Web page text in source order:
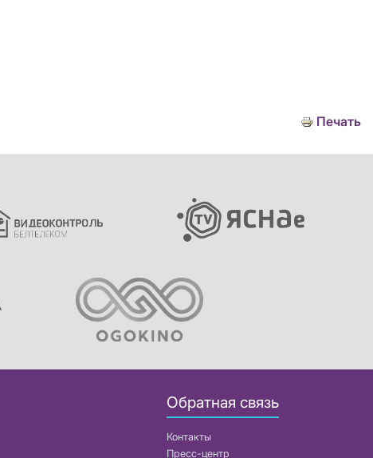
Печать
Обратная связь
Контакты
Пресс-центр